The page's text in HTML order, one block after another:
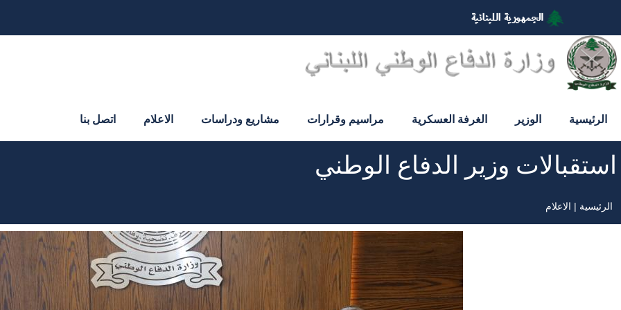
المحتوى
الرئيسي
الرئيسية الوزير الغرفة العسكرية مراسيم وقرارات مشاريع ودراسات الاعلام اتصل بنا
استقبالات وزير الدفاع الوطني
مسار
الرئيسية الاعلام